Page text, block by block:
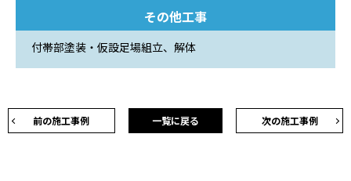
その他工事
付帯部塗装・仮設足場組立、解体
前の施工事例 次の施工事例
一覧に戻る